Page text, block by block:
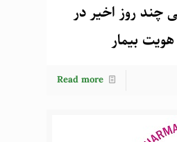
چند روز اخیر در
هویت بیمار
Read more